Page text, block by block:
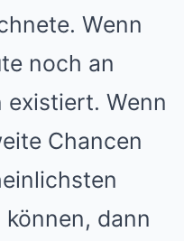
Wenn
noch an
Wenn
Chancen
dann